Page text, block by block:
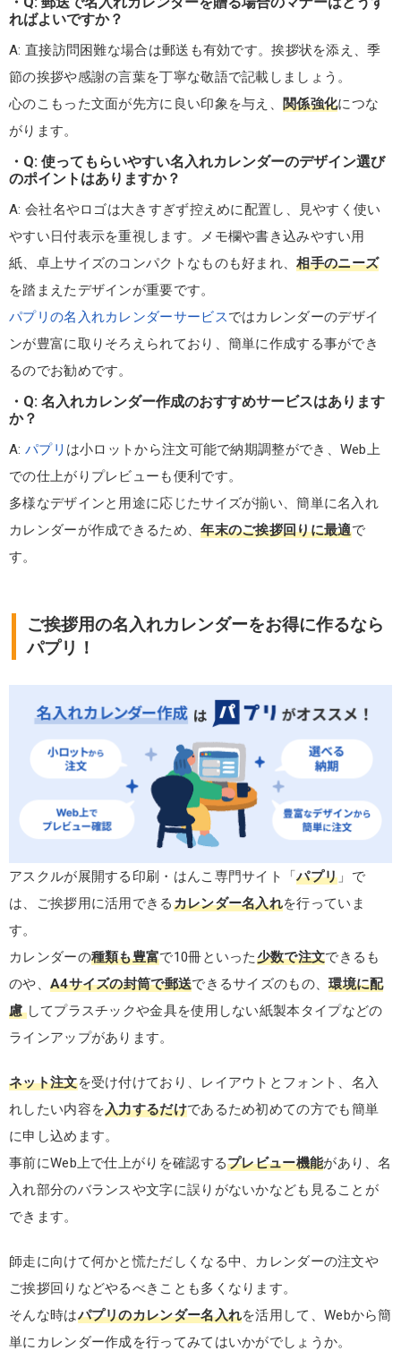
ればよいですか？
A: 直接訪問困難な場合は郵送も有効です。挨拶状を添え、季
節の挨拶や感謝の言葉を丁寧な敬語で記載しましょう。
心のこもった文面が先方に良い印象を与え、 関係強化につな
がります。
Q: 使ってもらいやすい名入れカレンダーのデザイン選び
のポイントはありますか？
A: 会社名やロゴは大きすぎず控えめに配置し、見やすく使い
やすい日付表示を重視します。メモ欄や書き込みやすい用
紙、卓上サイズのコンパクトなものも好まれ、相手のニーズ
を踏まえたデザインが重要です。
パプリの名入れカレンダーサービスではカレンダーのデザイ
ンが豊富に取りそろえられており、簡単に作成する事ができ
るのでお勧めです。
Q: 名入れカレンダー作成のおすすめサービスはあります
か？
A: パプリ は小ロットから注文可能で納期調整ができ、Web上
での仕上がりプレビューも便利です。
多様なデザインと用途に応じたサイズが揃い、簡単に名入れ
カレンダーが作成できるため、年末のご挨拶回りに最適で
す。
ご挨拶用の名入れカレンダーをお得に作るなら
パプリ！
アスクルが展開する印刷・はんこ専門サイト「パプリ 」で
は、ご挨拶用に活用できるカレンダー名入れを行っていま
す。
カレンダーの種類も豊富で10冊といった少数で注文できるも
のや、 A4サイズの封筒で郵送できるサイズのもの、環境に配
慮してプラスチックや金具を使用しない紙製本タイプなどの
ラインアップがあります。
ネット注文を受け付けており、レイアウトとフォント、名入
れしたい内容を入力するだけであるため初めての方でも簡単
に申し込めます。
事前にWeb上で仕上がりを確認するプレビュー機能があり、名
入れ部分のバランスや文字に誤りがないかなども見ることが
できます。
師走に向けて何かと慌ただしくなる中、カレンダーの注文や
ご挨拶回りなどやるべきことも多くなります。
そんな時はパプリのカレンダー名入れを活用して、Webから簡
単にカレンダー作成を行ってみてはいかがでしょうか。